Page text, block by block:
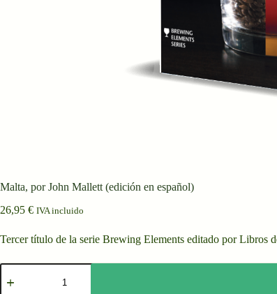
Malta, por John Mallett (edición en español)
26,95 € IVA incluido
Tercer título de la serie Brewing Elements editado por Libros
Malta,
por